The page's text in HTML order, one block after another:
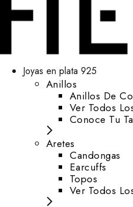
Joyas en plata 925
Anillos
Anillos De
Ver Todos
Conoce Tu
Aretes
⁠Candongas
Earcuffs
Topos
Ver Todos